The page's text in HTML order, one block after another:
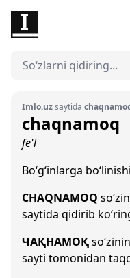
Imlo.uzsaytida
chaqnamoq
fe'l
Bo‘g‘inlarga
CHAQNAMOQ
saytida qidirib
ЧАҚНАМОҚ
sayti tomonidan